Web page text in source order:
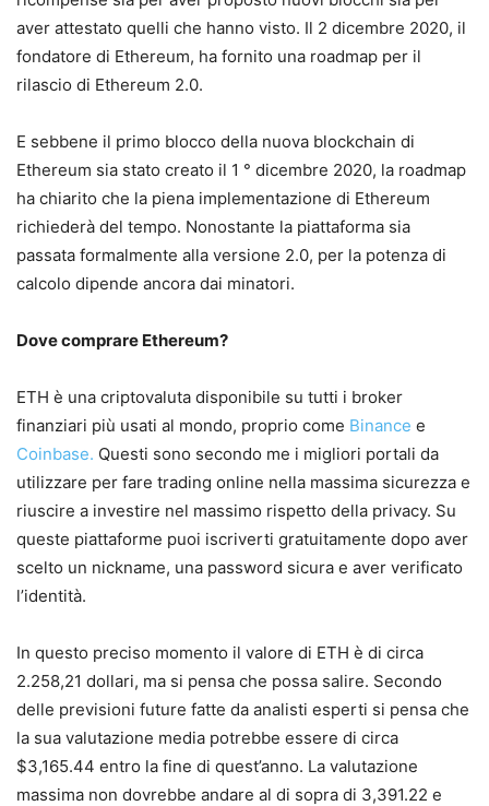
aver attestato quelli che hanno visto. Il 2 dicembre 2020, il
fondatore di Ethereum, ha fornito una roadmap per il
rilascio di Ethereum 2.0.
E sebbene il primo blocco della nuova blockchain di
Ethereum sia stato creato il 1 ° dicembre 2020, la roadmap
ha chiarito che la piena implementazione di Ethereum
richiederà del tempo. Nonostante la piattaforma sia
passata formalmente alla versione 2.0, per la potenza di
calcolo dipende ancora dai minatori.
Dove comprare Ethereum?
ETH è una criptovaluta disponibile su tutti i broker
finanziari più usati al mondo, proprio come Binance e
Coinbase. Questi sono secondo me i migliori portali da
utilizzare per fare trading online nella massima sicurezza e
riuscire a investire nel massimo rispetto della privacy. Su
queste piattaforme puoi iscriverti gratuitamente dopo aver
scelto un nickname, una password sicura e aver verificato
l’identità.
In questo preciso momento il valore di ETH è di circa
2.258,21 dollari, ma si pensa che possa salire. Secondo
delle previsioni future fatte da analisti esperti si pensa che
la sua valutazione media potrebbe essere di circa
$3,165.44 entro la fine di quest’anno. La valutazione
massima non dovrebbe andare al di sopra di 3,391.22 e